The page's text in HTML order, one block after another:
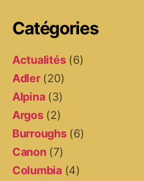
Catégories
Actualités(6)
Adler(20)
Alpina(3)
Argos(2)
Burroughs(6)
Canon (7)
Columbia(4)